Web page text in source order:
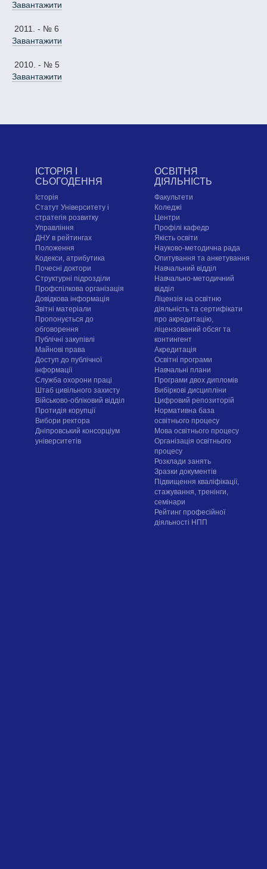
Завантажити
2011. - № 6
Завантажити
2010. - № 5
Завантажити
ІСТОРІЯ І
СЬОГОДЕННЯ
Історія
Статут Університету і
стратегія розвитку
Управління
ДНУ в рейтингах
Положення
Кодекси, атрибутика
Почесні доктори
Структурні підрозділи
Профспілкова організація
Довідкова інформація
Звітні матеріали
Пропонується до
обговорення
Публічні закупівлі
Майнові права
Доступ до публічної
інформації
Служба охорони праці
Штаб цивільного захисту
Військово-обліковий відділ
Протидія корупції
Вибори ректора
Дніпровський консорціум
університетів
ОСВІТНЯ
ДІЯЛЬНІСТЬ
Факультети
Коледжі
Центри
Профілі кафедр
Якість освіти
Науково-методична рада
Опитування та анкетування
Навчальний відділ
Навчально-методичний
відділ
Ліцензія на освітню
діяльність та сертифікати
про акредитацію,
ліцензований обсяг та
контингент
Акредитація
Освітні програми
Навчальні плани
Програми двох дипломів
Вибіркові дисципліни
Цифровий репозиторій
Нормативна база
освітнього процесу
Мова освітнього процесу
Організація освітнього
процесу
Розклади занять
Зразки документів
Підвищення кваліфікації,
стажування, тренінги,
семінари
Рейтинг професійної
діяльності НПП